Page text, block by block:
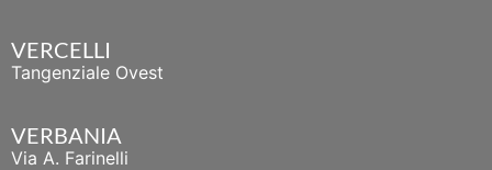
VERCELLI
Tangenziale Ovest
VERBANIA
Via A. Farinelli